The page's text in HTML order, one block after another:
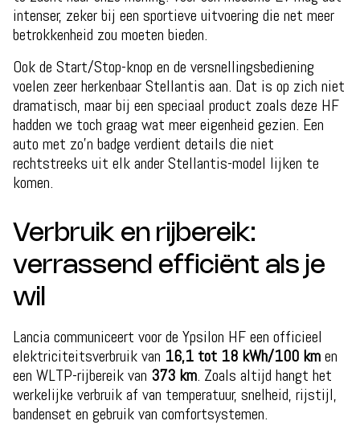
intenser, zeker bij een sportieve uitvoering die net meer
betrokkenheid zou moeten bieden.
Ook de Start/Stop-knop en de versnellingsbediening
voelen zeer herkenbaar Stellantis aan. Dat is op zich niet
dramatisch, maar bij een speciaal product zoals deze HF
hadden we toch graag wat meer eigenheid gezien. Een
auto met zo’n badge verdient details die niet
rechtstreeks uit elk ander Stellantis-model lijken te
komen.
Verbruik en rijbereik:
verrassend efficiënt als je
wil
Lancia communiceert voor de Ypsilon HF een officieel
elektriciteitsverbruik van 16,1 tot 18 kWh/100 kmen
een WLTP-rijbereik van 373 km. Zoals altijd hangt het
werkelijke verbruik af van temperatuur, snelheid, rijstijl,
bandenset en gebruik van comfortsystemen.